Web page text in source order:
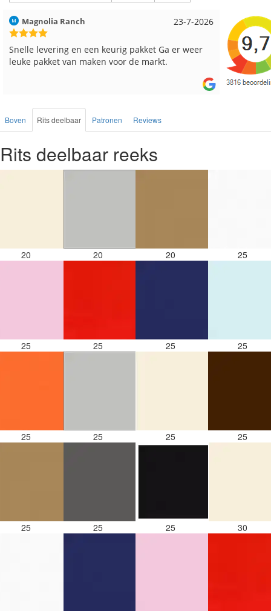
17-7-2026
Hilde uit Loyers
Reeds meerdere keren breigaren en breinaalden
besteld, altijd heel tevreden over de service.
Loes uit
Snelle
Boven Rits deelbaar Patronen Reviews
Rits deelbaar reeks
20 20 20 25
25 25 25 25
25 25 25 25
25 25 25 30